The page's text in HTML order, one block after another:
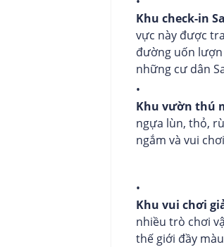
Khu check-in
vực này được
đường uốn lượn
những cư dân
Khu vườn thú
ngựa lùn, thỏ,
ngắm và vui
Khu vui chơi
nhiều trò chơi
thế giới đầy